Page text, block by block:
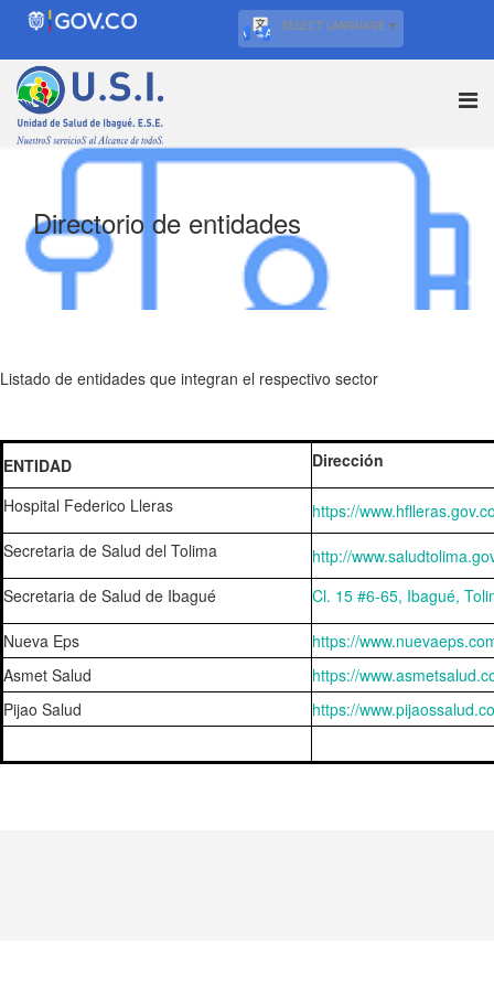
SELECT LANGUAGE ▼
Directorio de entidades
Listado de entidades que integran el respectivo sector
ENTIDAD Dirección
Hospital Federico Lleras
https://
Secretaria de Salud del Tolima
http://
Secretaria de Salud de Ibagué
Cl. 15 #6-65, Ibagué,
Nueva Eps
https://
Asmet Salud
https://
Pijao Salud
https://